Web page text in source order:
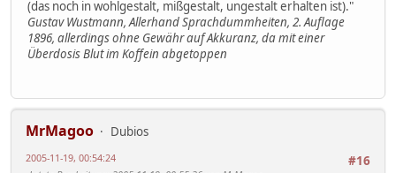
(das noch in wohlgestalt, mißgestalt, ungestalt erhalten ist)."
Gustav Wustmann, Allerhand Sprachdummheiten, 2. Auflage
1896, allerdings ohne Gewähr auf Akkuranz, da mit einer
Überdosis Blut im Koffein abgetoppen
MrMagoo
Dubios
#16
2005-11-19, 00:54:24